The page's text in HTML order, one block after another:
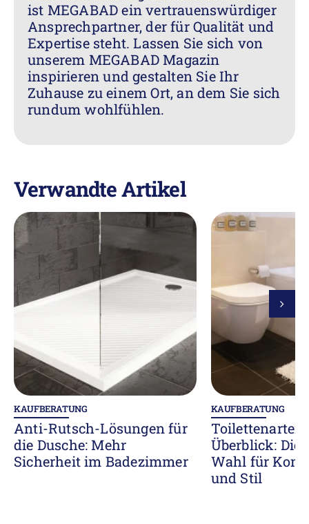
ist MEGABAD ein vertrauenswürdiger
Ansprechpartner, der für Qualität und
Expertise steht. Lassen Sie sich von
unserem MEGABAD Magazin
inspirieren und gestalten Sie Ihr
Zuhause zu einem Ort, an dem Sie sich
rundum wohlfühlen.
Verwandte Artikel
KAUFBERATUNG
Anti-Rutsch-Lösungen für
die Dusche: Mehr
Sicherheit im Badezimmer
KAUFBERATUNG
Toilettenarten
Überblick: Die
Wahl für
und Stil